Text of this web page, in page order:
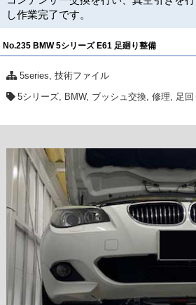
し作業完了です。
No.235 BMW 5シリーズ E61 足廻り整備
5series,技術ファイル
5シリーズ, BMW, ブッシュ交換,修理, 足回